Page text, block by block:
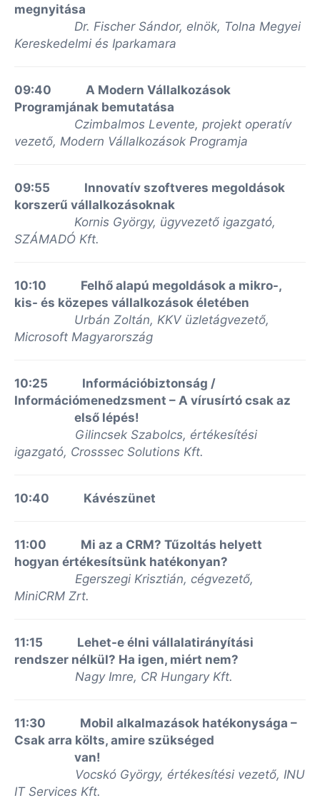
megnyitása
Dr. Fischer Sándor, elnök, Tolna Megyei
Kereskedelmi és Iparkamara
09:40 A Modern Vállalkozások
Programjának bemutatása
Czimbalmos Levente, projekt operatív
vezető, Modern Vállalkozások Programja
09:55 Innovatív szoftveres megoldások
korszerű vállalkozásoknak
Kornis György, ügyvezető igazgató,
SZÁMADÓ Kft.
10:10 Felhő alapú megoldások a mikro-,
kis- és közepes vállalkozások életében
Urbán Zoltán, KKV üzletágvezető,
Microsoft Magyarország
10:25 Információbiztonság /
Információmenedzsment – A vírusírtó csak az
első lépés!
Gilincsek Szabolcs, értékesítési
igazgató, Crosssec Solutions Kft.
10:40 Kávészünet
11:00 Mi az a CRM? Tűzoltás helyett
hogyan értékesítsünk hatékonyan?
Egerszegi Krisztián, cégvezető,
MiniCRM Zrt.
11:15 Lehet-e élni vállalatirányítási
rendszer nélkül? Ha igen, miért nem?
Nagy Imre, CR Hungary Kft.
11:30 Mobil alkalmazások hatékonysága –
Csak arra költs, amire szükséged
van!
Vocskó György, értékesítési vezető, INU
IT Services Kft.